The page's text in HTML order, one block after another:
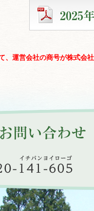
、運営会社の商号が株式会